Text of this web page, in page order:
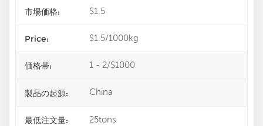
市場価格: $1.5
Price: $1.5/1000kg
価格帯: 1 - 2/$1000
製品の起源: China
最低注文量: 25tons